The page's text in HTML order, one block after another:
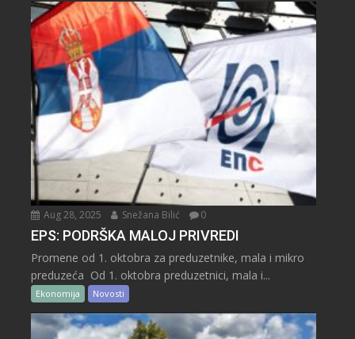
Aug 28, 2025 Snežana Bilić 0
EPS: PODRŠKA MALOJ PRIVREDI
Promene od 1. oktobra za preduzetnike, mala i mikro
preduzeća Od 1. oktobra preduzetnici, mala i...
Ekonomija Novosti